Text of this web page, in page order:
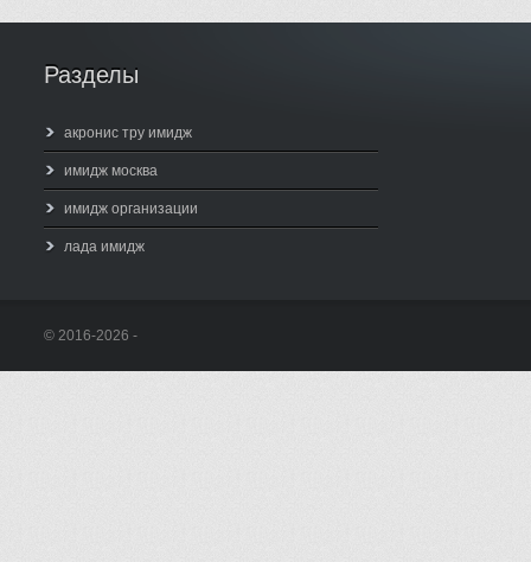
Разделы
акронис тру имидж
имидж москва
имидж организации
лада имидж
© 2016-2026 -